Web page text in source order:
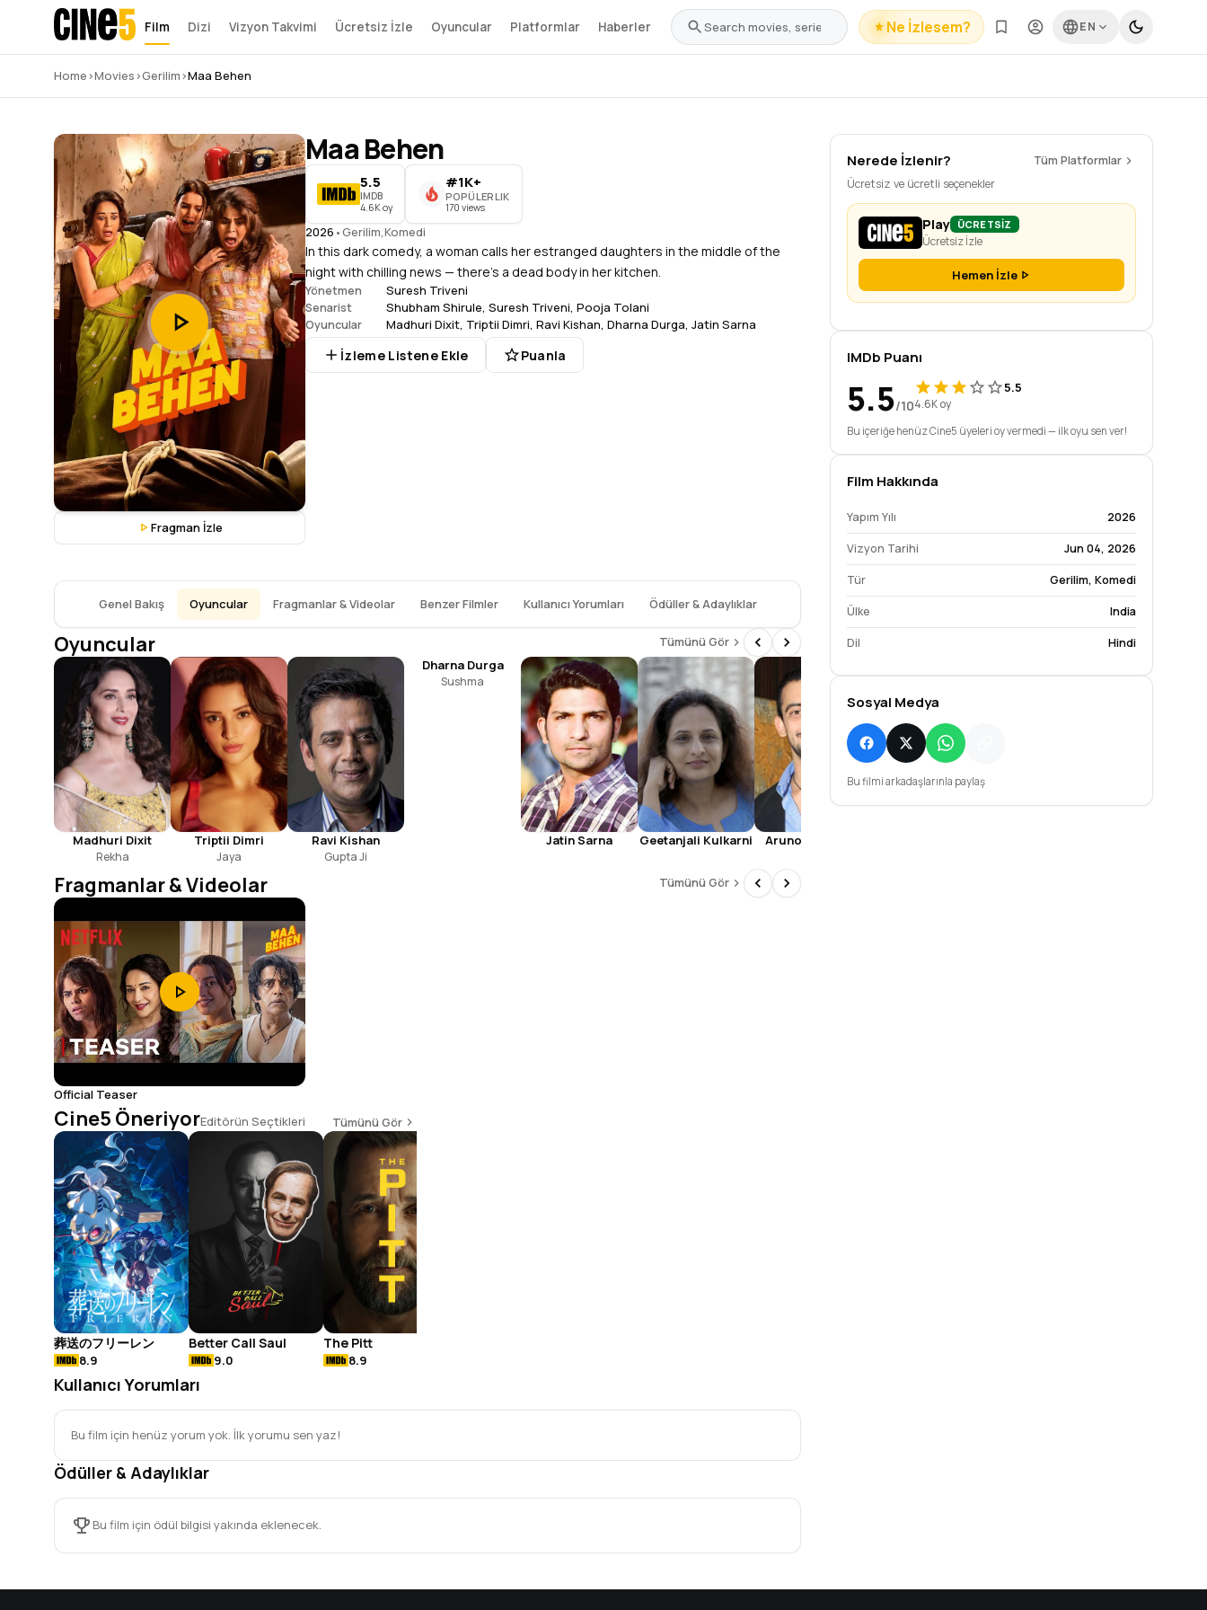
Film Dizi Vizyon Takvimi Ücretsiz İzle Oyuncular Platformlar Haberler Ne İzlesem? EN
Home›Movies›Gerilim›Maa Behen
Fragman İzle
Maa Behen
5.5
IMDB
4.6K oy
#1K+
POPÜLERLIK
170 views
2026 •Gerilim,Komedi
In this dark comedy, a woman calls her estranged daughters in the middle of the
night with chilling news — there's a dead body in her kitchen.
Yönetmen Suresh Triveni
Senarist Shubham Shirule, Suresh Triveni, Pooja Tolani
Oyuncular Madhuri Dixit, Triptii Dimri, Ravi Kishan, Dharna Durga, Jatin Sarna
İzleme Listene Ekle Puanla
Nerede İzlenir?
Tüm Platformlar
Ücretsiz ve ücretli seçenekler
Play ÜCRETSİZ
Ücretsiz İzle
Hemen İzle
IMDb Puanı
5.5/10
5.5
4.6K oy
Bu içeriğe henüz Cine5 üyeleri oy vermedi — ilk oyu sen ver!
Film Hakkında
Yapım Yılı 2026
Vizyon Tarihi Jun 04, 2026
Tür Gerilim, Komedi
Ülke India
Dil Hindi
Sosyal Medya
Bu filmi arkadaşlarınla paylaş
Genel Bakış Oyuncular Fragmanlar & Videolar Benzer Filmler Kullanıcı Yorumları Ödüller & Adaylıklar
Oyuncular Tümünü Gör
Madhuri Dixit
Rekha
Triptii Dimri
Jaya
Ravi Kishan
Gupta Ji
Dharna Durga
Sushma
Jatin Sarna Geetanjali Kulkarni Arunoday Singh
Fragmanlar & Videolar Tümünü Gör
Official Teaser
Cine5 ÖneriyorEditörün Seçtikleri Tümünü Gör
葬送のフリーレン
8.9
Better Call Saul
9.0
The Pitt
8.9
Kullanıcı Yorumları
Bu film için henüz yorum yok. İlk yorumu sen yaz!
Ödüller & Adaylıklar
Bu film için ödül bilgisi yakında eklenecek.